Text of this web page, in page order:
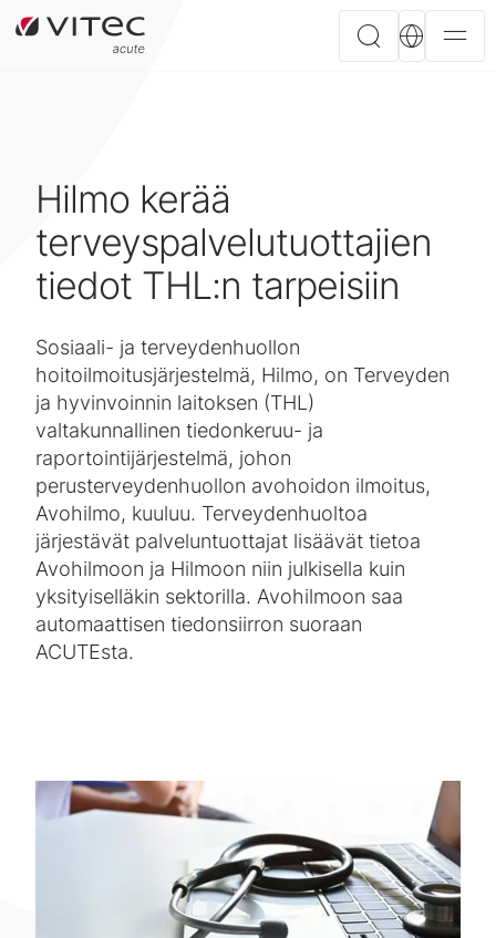
Hilmo kerää
terveyspalvelutuottajien
tiedot THL:n tarpeisiin
Sosiaali- ja terveydenhuollon
hoitoilmoitusjärjestelmä, Hilmo, on Terveyden
ja hyvinvoinnin laitoksen (THL)
valtakunnallinen tiedonkeruu- ja
raportointijärjestelmä, johon
perusterveydenhuollon avohoidon ilmoitus,
Avohilmo, kuuluu. Terveydenhuoltoa
järjestävät palveluntuottajat lisäävät tietoa
Avohilmoon ja Hilmoon niin julkisella kuin
yksityiselläkin sektorilla. Avohilmoon saa
automaattisen tiedonsiirron suoraan
ACUTEsta.